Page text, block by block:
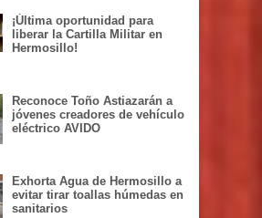
¡Última oportunidad para
liberar la Cartilla Militar en
Hermosillo!
Reconoce Toño Astiazarán a
jóvenes creadores de vehículo
eléctrico AVIDO
Exhorta Agua de Hermosillo a
evitar tirar toallas húmedas en
sanitarios